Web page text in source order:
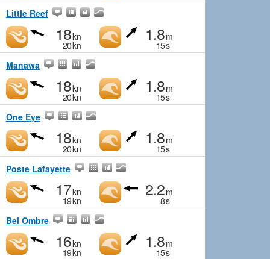
Little Reef
18kn
20kn
1.8m
15s
Manawa
18kn
20kn
1.8m
15s
One Eye
18kn
20kn
1.8m
15s
Poste Lafayette
17kn
19kn
2.2m
8s
Bel Ombre
16kn
19kn
1.8m
15s